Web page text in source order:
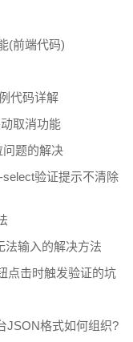
(前端代码)
代码详解
取消功能
问题的解决
验证提示不清除
法输入的解决方法
点击时触发验证的坑
JSON格式如何组织?